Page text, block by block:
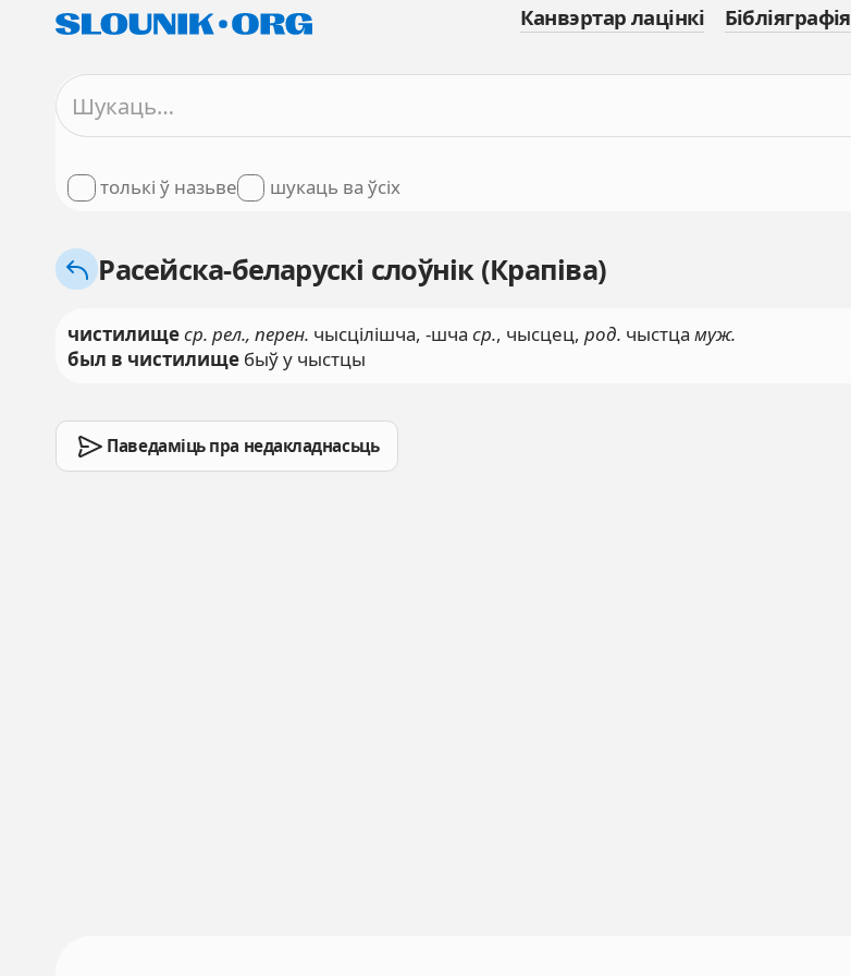
Канвэртар лацінкі Бібліяграфія
толькі ў назьве шукаць ва ўсіх
Расейска-беларускі слоўнік (Крапіва)
чистилищеср. рел., перен. чысцілішча, -шчаср., чысцец,род. чыстцамуж.
был в чистилище быў у чыстцы
Паведаміць пра недакладнасьць